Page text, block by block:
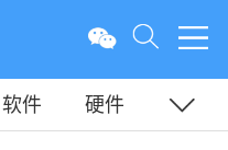
软件
硬件